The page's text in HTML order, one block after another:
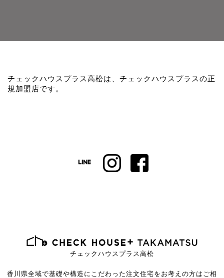
チェックハウスプラス高松は、チェックハウスプラスの正
規加盟店です。
チェックハウスプラス高松
香川県全域で基礎や構造にこだわった注文住宅を お考えの方はご相